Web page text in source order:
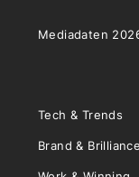
Mediadaten
Tech & Trends
Brand & Brilliance